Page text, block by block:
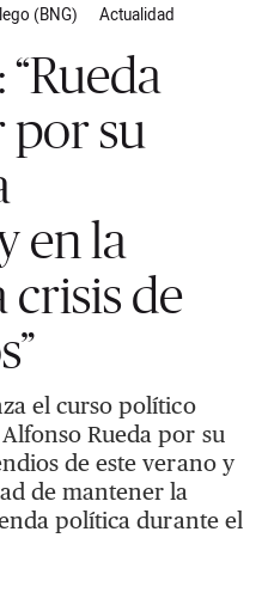
(BNG) Actualidad
su
en la
crisis de
el curso político
Rueda por su
de este verano y
de mantener la
política durante el